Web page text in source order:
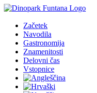
Začetek
Navodila
Gastronomija
Znamenitosti
Delovni čas
Vstopnice